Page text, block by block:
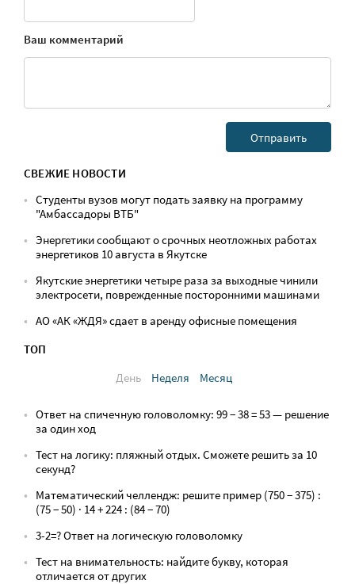
Ваш комментарий
СВЕЖИЕ НОВОСТИ
Студенты вузов могут подать заявку на программу
"Амбассадоры ВТБ"
Энергетики сообщают о срочных неотложных работах
энергетиков 10 августа в Якутске
Якутские энергетики четыре раза за выходные чинили
электросети, поврежденные посторонними машинами
АО «АК «ЖДЯ» сдает в аренду офисные помещения
ТОП
День
Неделя Месяц
Ответ на спичечную головоломку: 99 − 38 = 53 — решение
за один ход
Тест на логику: пляжный отдых. Сможете решить за 10
секунд?
Математический челлендж: решите пример (750 − 375) :
(75 − 50) · 14 + 224 : (84 − 70)
3-2=? Ответ на логическую головоломку
Тест на внимательность: найдите букву, которая
отличается от других